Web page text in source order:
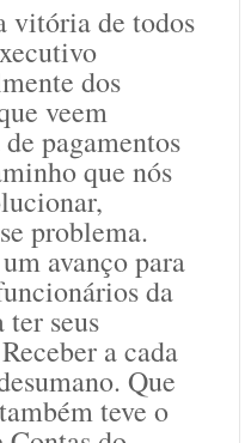
vitória de todos
dos
veem
pagamentos
que nós
problema.
avanço para
da
ter seus
a cada
Que
teve o